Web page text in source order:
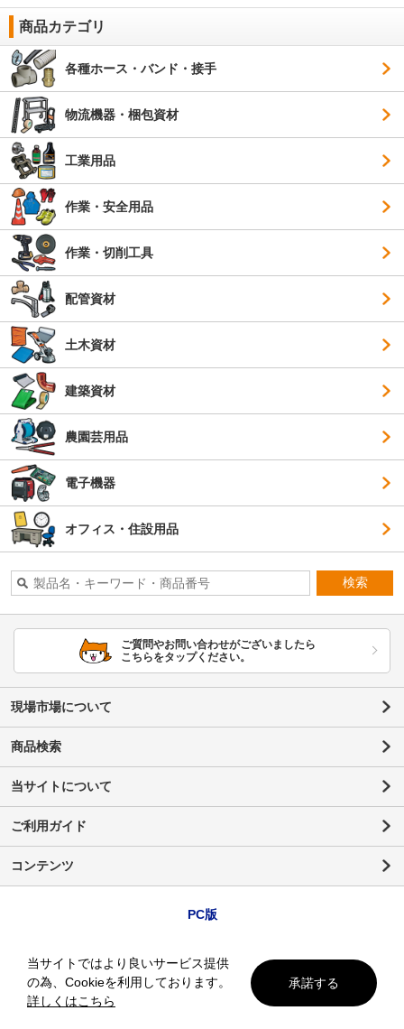
商品カテゴリ
各種ホース・バンド・接手
物流機器・梱包資材
工業用品
作業・安全用品
作業・切削工具
配管資材
土木資材
建築資材
農園芸用品
電子機器
オフィス・住設用品
検索
ご質問やお問い合わせがございましたら
こちらをタップください。
現場市場について
商品検索
当サイトについて
ご利用ガイド
コンテンツ
PC版
当サイトではより良いサービス提供
の為、Cookieを利用しております。
詳しくはこちら
承諾する